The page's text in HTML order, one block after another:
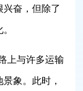
奋，但除了
与许多运输
象。此时，